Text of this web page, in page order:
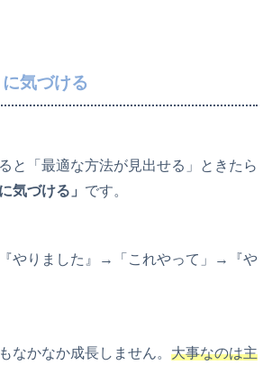
気づける
と「最適な方法が見出せる」ときたら
気づける」 です。
やりました』→「これやって」→『や
なかなか成長しません。 大事なのは主